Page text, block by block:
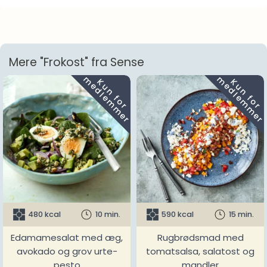
Mere "Frokost" fra Sense
K
u
n
f
o
r
m
e
d
l
e
m
m
e
r
480 kcal 10 min.
Edamamesalat med æg,
avokado og grov urte-
K
u
n
f
o
r
m
e
d
l
e
m
m
e
r
590 kcal 15 min.
Rugbrødsmad med
tomatsalsa, salatost og